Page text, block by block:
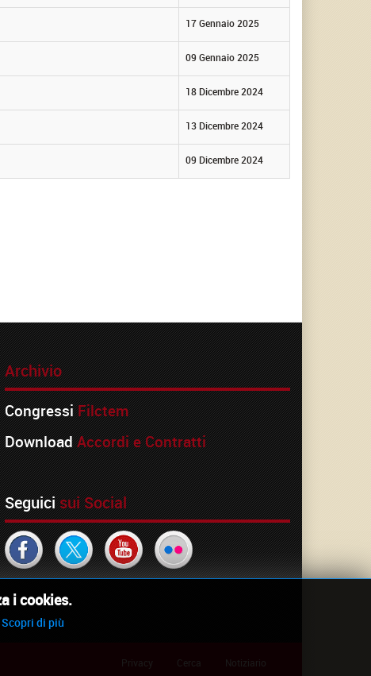
17 Gennaio 2025
09 Gennaio 2025
18 Dicembre 2024
13 Dicembre 2024
09 Dicembre 2024
i cookies.
Scopri di più
Archivio
Congressi Filctem
Download Accordi e Contratti
Seguicisui Social
Privacy Cerca Notiziario